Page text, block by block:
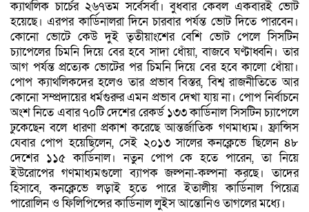
ক্যাথলিক চার্চের ২৬৭তম সর্বেসর্বা। বুধবার কেবল একবারই ভোট
হয়েছে। এরপর কার্ডিনালরা দিনে চারবার পর্যন্ত ভোট দিতে পারবেন।
কোনো ভোটে কেউ দুই তৃতীয়াংশের বেশি ভোট পেলে সিসটিন
চ্যাপেলের চিমনি দিয়ে বের হবে সাদা ধোঁয়া, বাজবে ঘণ্টাধ্বনি। তার
আগ পর্যন্ত প্রত্যেক ভোটের পর চিমনি দিয়ে বের হবে কালো ধোঁয়া।
পোপ ক্যাথলিকদের হলেও তার প্রভাব বিস্তর, বিশ্ব রাজনীতিতে আর
কোনো সম্প্রদায়ের ধর্মগুরুর এমন প্রভাব দেখা যায় না। পোপ নির্বাচনে
অংশ নিতে এবার ৭০টি দেশের রেকর্ড ১৩৩ কার্ডিনাল সিসটিন চ্যাপেলে
ঢুকেছেন বলে ধারণা প্রকাশ করেছে আন্তর্জাতিক গণমাধ্যম। ফ্রান্সিস
যেবার পোপ হয়েছিলেন, সেই ২০১৩ সালের কনক্লেভে ছিলেন ৪৮
দেশের ১১৫ কার্ডিনাল। নতুন পোপ কে হতে পারেন, তা নিয়ে
ইউরোপের গণমাধ্যমগুলো ব্যাপক জল্পনা-কল্পনা করছে। তাদের
হিসাবে, কনক্লেভে লড়াই হতে পারে ইতালীয় কার্ডিনাল পিয়েত্র
পারোলিন ও ফিলিপিন্সের কার্ডিনাল লুইস আন্তোনিও তাগলের মধ্যে।